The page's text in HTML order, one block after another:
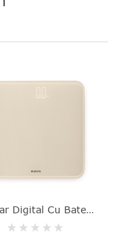
Cântar Digital Cu Baterii, Sticlă, Bej Soft, 30x30x2.4 Cm, Max. 180 Kg, ReNew, Brabantia - 8710755223440
Rating: